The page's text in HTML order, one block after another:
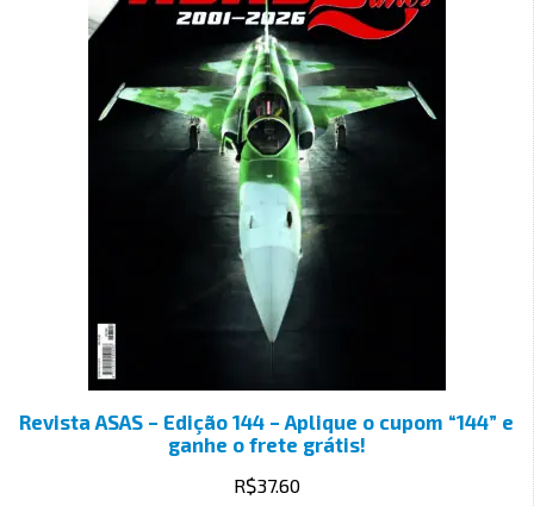
Revista ASAS – Edição 144 – Aplique o cupom “144” e
ganhe o frete grátis!
R$37.60